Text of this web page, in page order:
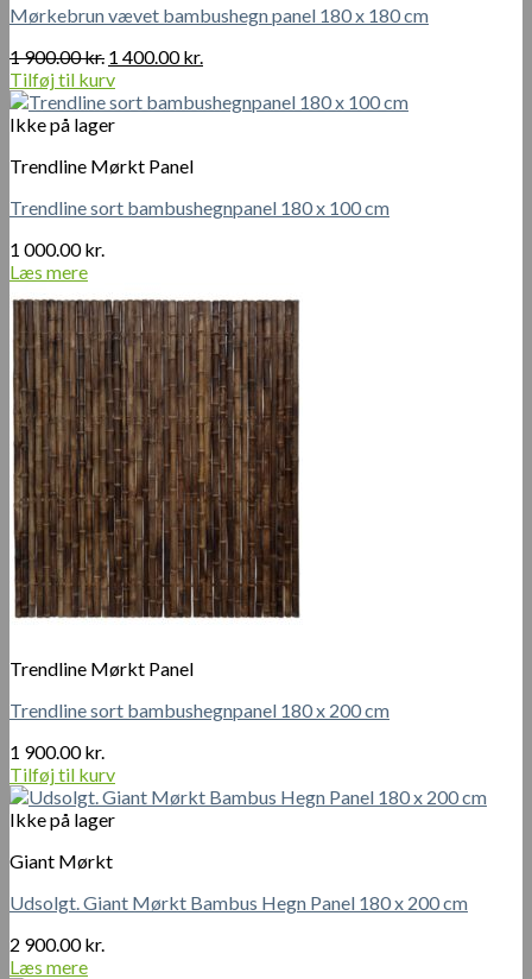
Mørkebrun vævet bambushegn panel 180 x 180 cm
1 900.00kr. Den
oprindelige
pris
var:
900.00 kr..
1 400.00kr.
pris
Tilføj til kurv
Ikke på lager
Trendline Mørkt Panel
Trendline sort bambushegnpanel 180 x 100 cm
1 000.00kr.
Læs mere
Trendline Mørkt Panel
Trendline sort bambushegnpanel 180 x 200 cm
1 900.00kr.
Tilføj til kurv
Ikke på lager
Giant Mørkt
Udsolgt. Giant Mørkt Bambus Hegn Panel 180 x 200 cm
2 900.00kr.
Læs mere